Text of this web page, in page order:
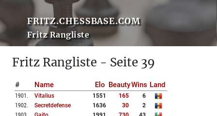
FRITZ.CHESSBASE.COM
Fritz Rangliste
Fritz Rangliste - Seite 39
# Name Elo BeautyWins Land
1901 . Vitalius 1551 165
6
1902. Secretdefense 1636 30
2